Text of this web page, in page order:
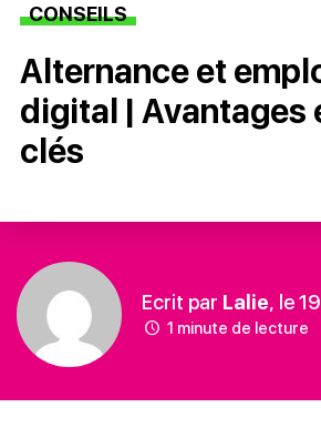
CONSEILS
Alternance et
digital | Avantages
clés
Ecrit par Lalie, le
1 minute de lecture